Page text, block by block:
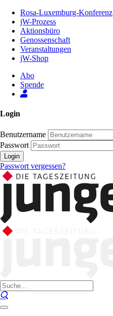
Inhalt
Seite
Rosa-Luxemburg-Konferenz
jW-Prozess
Aktionsbüro
Genossenschaft
Veranstaltungen
jW-Shop
Abo
Spende
Login
Benutzername
Passwort
Login
Passwort vergessen?